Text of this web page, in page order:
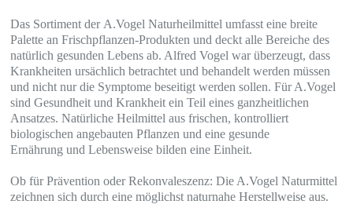
Das Sortiment der A.Vogel Naturheilmittel umfasst eine breite
Palette an Frischpflanzen-Produkten und deckt alle Bereiche des
natürlich gesunden Lebens ab. Alfred Vogel war überzeugt, dass
Krankheiten ursächlich betrachtet und behandelt werden müssen
und nicht nur die Symptome beseitigt werden sollen. Für A.Vogel
sind Gesundheit und Krankheit ein Teil eines ganzheitlichen
Ansatzes. Natürliche Heilmittel aus frischen, kontrolliert
biologischen angebauten Pflanzen und eine gesunde
Ernährung und Lebensweise bilden eine Einheit.
Ob für Prävention oder Rekonvaleszenz: Die A.Vogel Naturmittel
zeichnen sich durch eine möglichst naturnahe Herstellweise aus.